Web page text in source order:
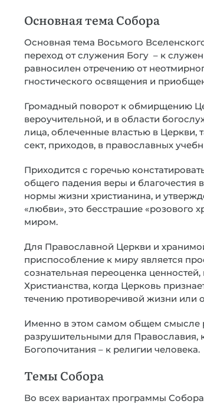
Основная тема Собора
Основная тема Восьмого
переход от служения Богу – к
равносилен отречению от
гностического освящения и
Громадный поворот к обмирщению
вероучительной, и в области
лица, облеченные властью в Церкви,
сект, приходов, в православных
Приходится с горечью
общего падения веры и благочестия
нормы жизни христианина, и
«любви», это бесстрашие «розового
миром.
Для Православной Церкви и
приспособление к миру является
сознательная переоценка
Христианства, когда Церковь
течению противоречивой жизни или
Именно в этом самом общем смысле
разрушительными для
Богопочитания – к религии человека.
Темы Собора
Во всех вариантах программы